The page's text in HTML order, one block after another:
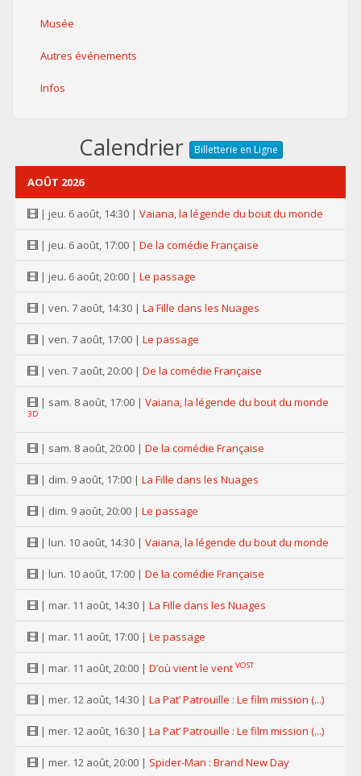
Musée
Autres événements
Infos
Calendrier Billetterie en Ligne
AOÛT 2026
| jeu. 6 août, 14:30 | Vaiana, la légende du bout du monde
| jeu. 6 août, 17:00 | De la comédie Française
| jeu. 6 août, 20:00 | Le passage
| ven. 7 août, 14:30 | La Fille dans les Nuages
| ven. 7 août, 17:00 | Le passage
| ven. 7 août, 20:00 | De la comédie Française
| sam. 8 août, 17:00 | Vaiana, la légende du bout du monde
3D
| sam. 8 août, 20:00 | De la comédie Française
| dim. 9 août, 17:00 | La Fille dans les Nuages
| dim. 9 août, 20:00 | Le passage
| lun. 10 août, 14:30 | Vaiana, la légende du bout du monde
| lun. 10 août, 17:00 | De la comédie Française
| mar. 11 août, 14:30 | La Fille dans les Nuages
| mar. 11 août, 17:00 | Le passage
| mar. 11 août, 20:00 | D’où vient le vent VOST
| mer. 12 août, 14:30 | La Pat’ Patrouille : Le film mission (...)
| mer. 12 août, 16:30 | La Pat’ Patrouille : Le film mission (...)
| mer. 12 août, 20:00 | Spider-Man : Brand New Day